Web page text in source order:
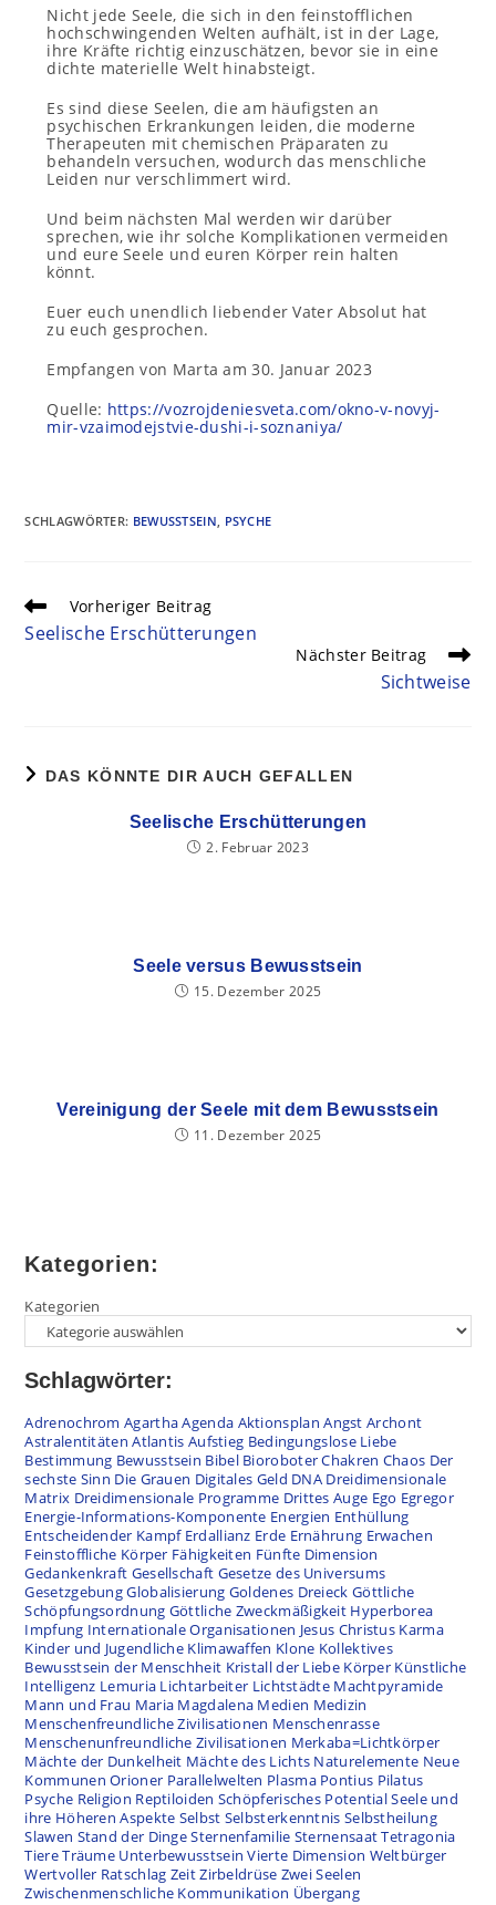
Nicht jede Seele, die sich in den feinstofflichen
hochschwingenden Welten aufhält, ist in der Lage,
ihre Kräfte richtig einzuschätzen, bevor sie in eine
dichte materielle Welt hinabsteigt.
Es sind diese Seelen, die am häufigsten an
psychischen Erkrankungen leiden, die moderne
Therapeuten mit chemischen Präparaten zu
behandeln versuchen, wodurch das menschliche
Leiden nur verschlimmert wird.
Und beim nächsten Mal werden wir darüber
sprechen, wie ihr solche Komplikationen vermeiden
und eure Seele und euren Körper rein halten
könnt.
Euer euch unendlich liebender Vater Absolut hat
zu euch gesprochen.
Empfangen von Marta am 30. Januar 2023
Quelle: https://vozrojdeniesveta.com/okno-v-novyj-
mir-vzaimodejstvie-dushi-i-soznaniya/
SCHLAGWÖRTER: BEWUSSTSEIN, PSYCHE
Vorheriger Beitrag
Seelische Erschütterungen
Nächster Beitrag
Sichtweise
DAS KÖNNTE DIR AUCH GEFALLEN
Seelische Erschütterungen
2. Februar 2023
Seele versus Bewusstsein
15. Dezember 2025
Vereinigung der Seele mit dem Bewusstsein
11. Dezember 2025
Kategorien:
Kategorien
Schlagwörter:
Adrenochrom AgarthaAgenda Aktionsplan Angst Archont
Astralentitäten Atlantis Aufstieg Bedingungslose Liebe
Bestimmung Bewusstsein Bibel BioroboterChakren Chaos Der
sechste Sinn Die Grauen Digitales Geld DNA Dreidimensionale
Matrix Dreidimensionale Programme Drittes Auge Ego Egregor
Energie-Informations-Komponente Energien Enthüllung
Entscheidender Kampf Erdallianz Erde Ernährung Erwachen
Feinstoffliche Körper Fähigkeiten Fünfte Dimension
Gedankenkraft Gesellschaft Gesetze des Universums
GesetzgebungGlobalisierung Goldenes Dreieck Göttliche
Schöpfungsordnung Göttliche Zweckmäßigkeit Hyperborea
Impfung Internationale Organisationen Jesus Christus Karma
Kinder und Jugendliche Klimawaffen Klone Kollektives
Bewusstsein der Menschheit Kristall der Liebe Körper Künstliche
Intelligenz Lemuria Lichtarbeiter Lichtstädte Machtpyramide
Mann und Frau Maria Magdalena Medien Medizin
Menschenfreundliche Zivilisationen Menschenrasse
Menschenunfreundliche Zivilisationen Merkaba=Lichtkörper
Mächte der Dunkelheit Mächte des Lichts Naturelemente Neue
Kommunen Orioner Parallelwelten Plasma Pontius Pilatus
Psyche Religion Reptiloiden Schöpferisches PotentialSeele und
ihre Höheren Aspekte Selbst Selbsterkenntnis Selbstheilung
Slawen Stand der DingeSternenfamilie SternensaatTetragonia
TiereTräume Unterbewusstsein Vierte Dimension Weltbürger
Wertvoller Ratschlag ZeitZirbeldrüse Zwei Seelen
Zwischenmenschliche Kommunikation Übergang